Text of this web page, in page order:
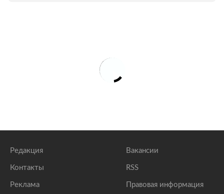
Редакция
Контакты
Реклама
Вакансии
RSS
Правовая информация